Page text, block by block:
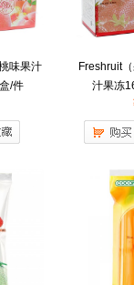
味果汁
/件
Freshruit
汁果冻